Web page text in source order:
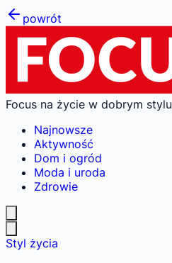
powrót
Focus na życie w dobrym stylu
Najnowsze
Aktywność
Dom i ogród
Moda i uroda
Zdrowie
Styl życia